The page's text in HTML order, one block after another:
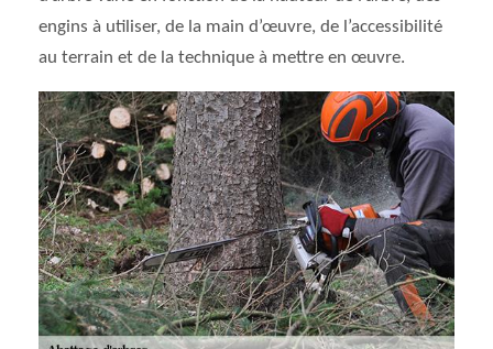
engins à utiliser, de la main d’œuvre, de l’accessibilité
au terrain et de la technique à mettre en œuvre.